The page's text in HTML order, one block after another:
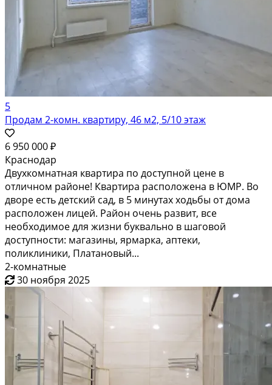
5
Продам 2-комн. квартиру, 46 м2, 5/10 этаж
6 950 000 ₽
Краснодар
Двухкомнатная квартира по доступной цене в
отличном районе! Квартира расположена в ЮМР. Во
дворе есть детский сад, в 5 минутах ходьбы от дома
расположен лицей. Район очень развит, все
необходимое для жизни буквально в шаговой
доступности: магазины, ярмарка, аптеки,
поликлиники, Платановый...
2-комнатные
30 ноября 2025